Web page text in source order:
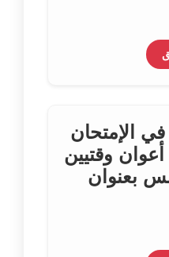
في الإمتحان
أعوان وقتيين
بعنوان